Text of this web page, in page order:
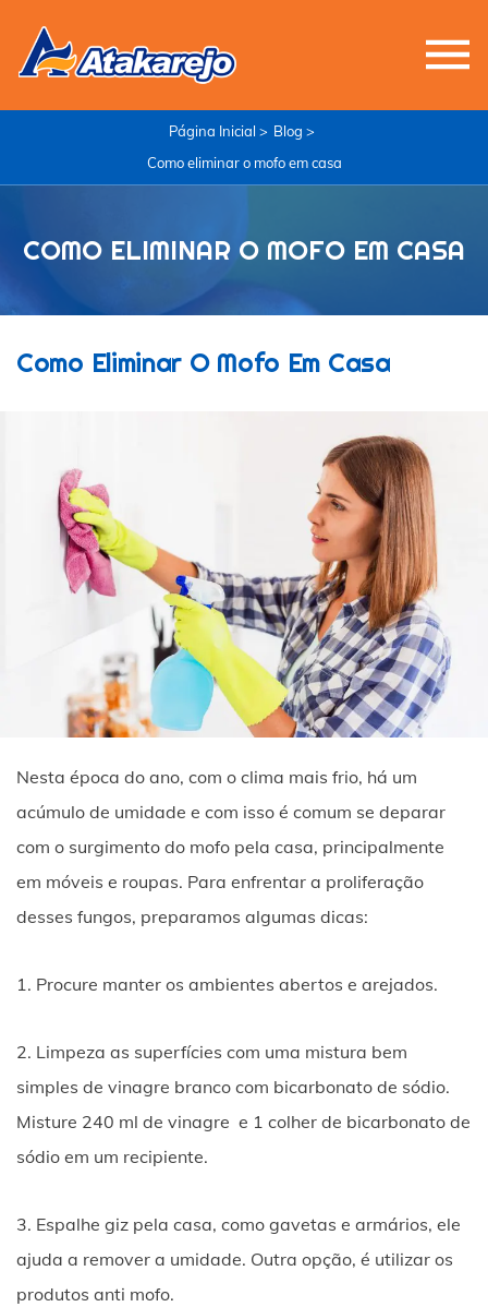
Página Inicial > Blog >
Como eliminar o mofo em casa
COMO ELIMINAR O MOFO EM CASA
Como Eliminar O Mofo Em Casa
Nesta época do ano, com o clima mais frio, há um
acúmulo de umidade e com isso é comum se deparar
com o surgimento do mofo pela casa, principalmente
em móveis e roupas. Para enfrentar a proliferação
desses fungos, preparamos algumas dicas:
1. Procure manter os ambientes abertos e arejados.
2. Limpeza as superfícies com uma mistura bem
simples de vinagre branco com bicarbonato de sódio.
Misture 240 ml de vinagre e 1 colher de bicarbonato de
sódio em um recipiente.
3. Espalhe giz pela casa, como gavetas e armários, ele
ajuda a remover a umidade. Outra opção, é utilizar os
produtos anti mofo.